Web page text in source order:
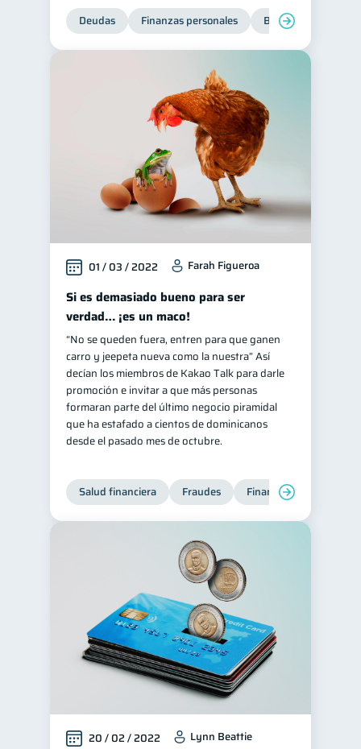
Deudas Finanzas personales Bienestar financiero
01 / 03 / 2022 Farah Figueroa
Si es demasiado bueno para ser
verdad… ¡es un maco!
“No se queden fuera, entren para que ganen
carro y jeepeta nueva como la nuestra” Así
decían los miembros de Kakao Talk para darle
promoción e invitar a que más personas
formaran parte del último negocio piramidal
que ha estafado a cientos de dominicanos
desde el pasado mes de octubre.
Salud financiera Fraudes Finanzas personales
20 / 02 / 2022 Lynn Beattie